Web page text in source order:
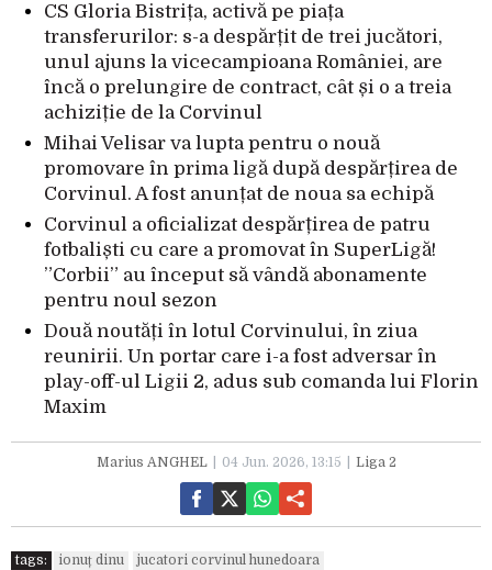
CS Gloria Bistrița, activă pe piața
transferurilor: s-a despărțit de trei jucători,
unul ajuns la vicecampioana României, are
încă o prelungire de contract, cât și o a treia
achiziție de la Corvinul
Mihai Velisar va lupta pentru o nouă
promovare în prima ligă după despărțirea de
Corvinul. A fost anunțat de noua sa echipă
Corvinul a oficializat despărțirea de patru
fotbaliști cu care a promovat în SuperLigă!
”Corbii” au început să vândă abonamente
pentru noul sezon
Două noutăți în lotul Corvinului, în ziua
reunirii. Un portar care i-a fost adversar în
play-off-ul Ligii 2, adus sub comanda lui Florin
Maxim
Marius ANGHEL 04 Jun. 2026, 13:15 Liga 2
tags: ionuț dinu
jucatori corvinul hunedoara